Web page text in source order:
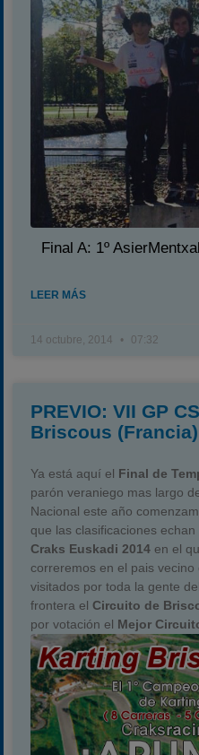
Final A: 1º
LEER MÁS
14 octubre, 2014 07:32
PREVIO: VII GP
Briscous
Ya está aquí el Final de
parón veraniego mas largo
Nacional este año
que las clasificaciones
Craks Euskadi 2014 en el
correremos en el pais
visitados por toda la gente
frontera elCircuito de
por votación el Mejor